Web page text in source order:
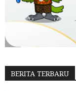
BERITA TERBARU